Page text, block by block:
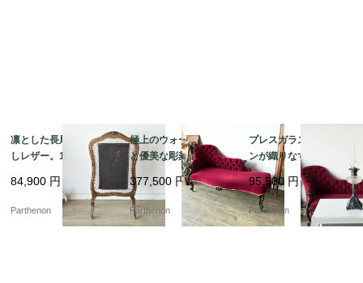
凛とした長尾鳥の型押
しレザー。19世紀末フ
レンチアンティークの
木製ファイアースクリ
ーン【8555】
84,900 円
Parthenon
極上のウォールナット
と優美な彫刻の芸術。1
9世紀末の風格を纏うア
ンティーク・シェーズ
ロング（ソファ）【c3
34】
377,500 円
Parthenon
プレスガラスとアイア
ンが織りなす重厚な佇
まい。元オイルランプ
の趣を残したスタンド
ランプ【03430】
95,500 円
Parthenon